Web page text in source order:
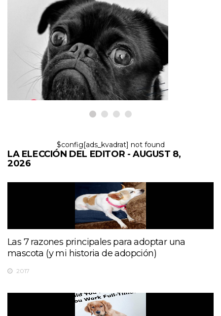
PERROS
¿Por qué los ojos de mi perro
están rojos e inflamados?
8,2026
$config[ads_kvadrat] not found
LA ELECCIÓN DEL EDITOR - AUGUST 8,
2026
Las 7 razones principales para adoptar una
mascota (y mi historia de adopción)
2017